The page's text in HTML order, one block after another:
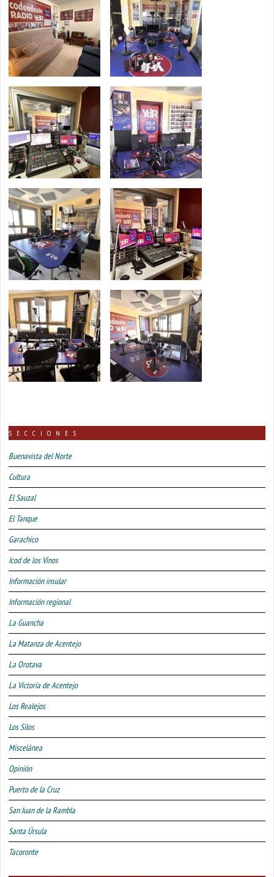
SECCIONES
Buenavista del Norte
Cultura
El Sauzal
El Tanque
Garachico
Icod de los Vinos
Información insular
Información regional
La Guancha
La Matanza de Acentejo
La Orotava
La Victoria de Acentejo
Los Realejos
Los Silos
Miscelánea
Opinión
Puerto de la Cruz
San Juan de la Rambla
Santa Úrsula
Tacoronte